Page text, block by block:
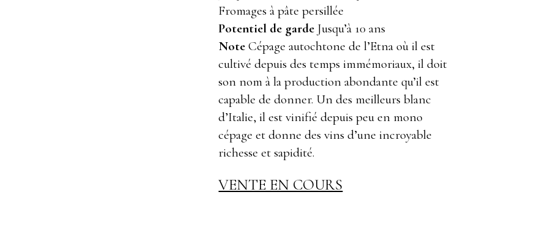
Fromages à pâte persillée
Potentiel de garde Jusqu’à 10 ans
Note Cépage autochtone de l’Etna où il est
cultivé depuis des temps immémoriaux, il doit
son nom à la production abondante qu’il est
capable de donner. Un des meilleurs blanc
d’Italie, il est vinifié depuis peu en mono
cépage et donne des vins d’une incroyable
richesse et sapidité.
VENTE EN COURS